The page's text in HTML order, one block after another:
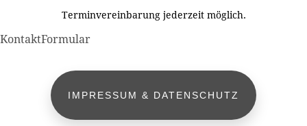
Terminvereinbarung jederzeit möglich.
KontaktFormular
IMPRESSUM & DATENSCHUTZ